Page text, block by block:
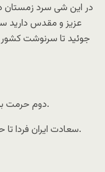
در این شی سرد زمستان
عزیز و مقدس دارید
جوئید تا سرنوشت کشور
دوم حرمت به قانون را بالاترین خصلت خود قرار دهید.
سعادت ایران فردا تا حد زیادی بر این دو اصل استوار خواهد بود.